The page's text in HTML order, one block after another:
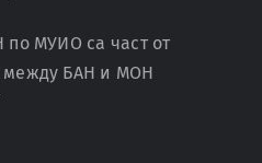
по МУИО са част от
между БАН и МОН